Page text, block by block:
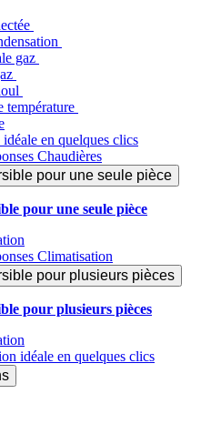
gaz
température
en quelques clics
Chaudières
pour une seule pièce
pour une seule pièce
Climatisation
pour plusieurs pièces
pour plusieurs pièces
idéale en quelques clics